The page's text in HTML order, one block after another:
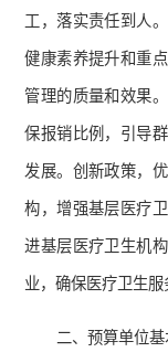
工，落实责任到人
健康素养提升和重
管理的质量和效果
保报销比例，引导
发展。创新政策，
构，增强基层医疗
进基层医疗卫生机
业，确保医疗卫生服
二、预算单位